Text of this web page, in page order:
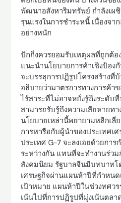
พัฒนาอสังหาริมทรัพย์ กำลังเผ
รุนแรงในการชำระหนี้ เนื่องจ
อย่างหนัก
ปักกิ่งควรยอมรับเหตุผลที่ถูกต้อ
แนะนำนโยบายการค้าเชิงป้อง
จะบรรลุการปฏิรูปโครงสร้างที่
อธิบายว่ามาตรการทางการค้า
ไร้สาระที่ไม่อาจหยั่งรู้ถึงระดับ
สามารถรับรู้ถึงความเสียหายท
นโยบายเหล่านี้พยายามหลีกเลี่
การหารือกับผู้นำของประเทศ
ประเทศ G-7 จะลงเอยด้วยกา
ระหว่างกัน แทนที่จะทำงานร่ว
สังคมนิยม รัฐบาลจีนมีบทบาทโ
เศรษฐกิจผ่านแผนห้าปีที่กำหน
เป้าหมาย แผนห้าปีในช่วงทศว
เน้นไปที่การปฏิรูปที่มุ่งเน้นตล